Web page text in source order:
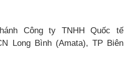
Công ty TNHH Quốc tế
Long Bình (Amata), TP Biên